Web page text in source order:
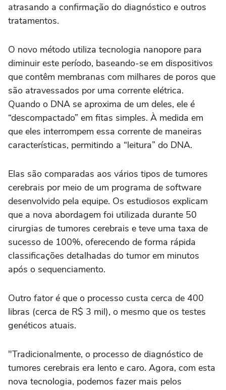
atrasando a confirmação do diagnóstico e outros
tratamentos.
O novo método utiliza tecnologia nanopore para
diminuir este período, baseando-se em dispositivos
que contêm membranas com milhares de poros que
são atravessados por uma corrente elétrica.
Quando o DNA se aproxima de um deles, ele é
“descompactado” em fitas simples. À medida em
que eles interrompem essa corrente de maneiras
características, permitindo a “leitura” do DNA.
Elas são comparadas aos vários tipos de tumores
cerebrais por meio de um programa de software
desenvolvido pela equipe. Os estudiosos explicam
que a nova abordagem foi utilizada durante 50
cirurgias de tumores cerebrais e teve uma taxa de
sucesso de 100%, oferecendo de forma rápida
classificações detalhadas do tumor em minutos
após o sequenciamento.
Outro fator é que o processo custa cerca de 400
libras (cerca de R$ 3 mil), o mesmo que os testes
genéticos atuais.
"Tradicionalmente, o processo de diagnóstico de
tumores cerebrais era lento e caro. Agora, com esta
nova tecnologia, podemos fazer mais pelos